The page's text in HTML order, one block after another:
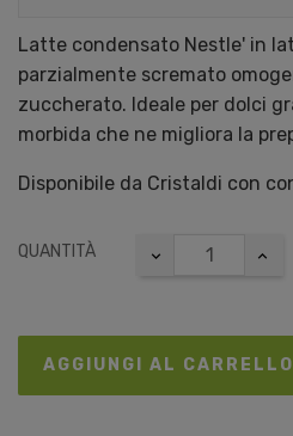
Latte condensato Nestle' in
parzialmente scremato
zuccherato. Ideale per dolci
morbida che ne migliora la
Disponibile da Cristaldi con
QUANTITÀ
AGGIUNGI AL CARRELLO